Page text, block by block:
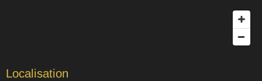
Localisation